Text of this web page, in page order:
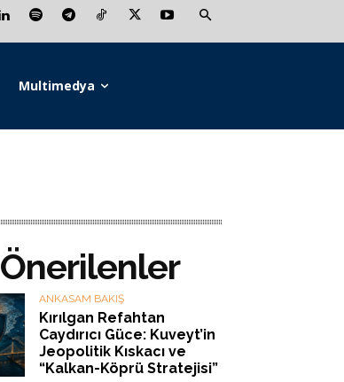
Multimedya
Önerilenler
ANKASAM BAKIŞ
Kırılgan Refahtan
Caydırıcı Güce: Kuveyt’in
Jeopolitik Kıskacı ve
“Kalkan-Köprü Stratejisi”